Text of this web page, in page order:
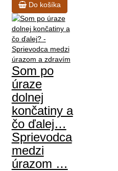
Do košíka
Som po
úraze
dolnej
končatiny a
čo ďalej…
Sprievodca
medzi
úrazom …